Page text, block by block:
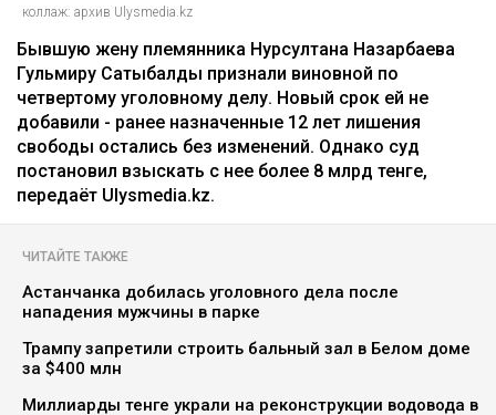
коллаж: архив Ulysmedia.kz
Бывшую жену племянника Нурсултана Назарбаева
Гульмиру Сатыбалды признали виновной по
четвертому уголовному делу. Новый срок ей не
добавили - ранее назначенные 12 лет лишения
свободы остались без изменений. Однако суд
постановил взыскать с нее более 8 млрд тенге,
передаёт Ulysmedia.kz.
ЧИТАЙТЕ ТАКЖЕ
Астанчанка добилась уголовного дела после
нападения мужчины в парке
Трампу запретили строить бальный зал в Белом доме
за $400 млн
Миллиарды тенге украли на реконструкции водовода в